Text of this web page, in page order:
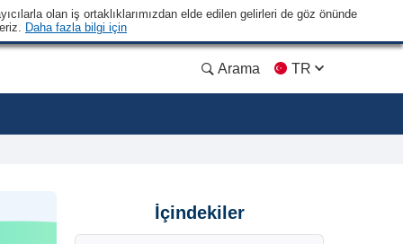
olan iş ortaklıklarımızdan elde edilen gelirleri de göz önünde
Daha fazla bilgi için
Arama TR
İçindekiler